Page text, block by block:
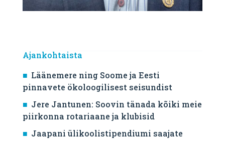
Ajankohtaista
Läänemere ning Soome ja Eesti
pinnavete ökoloogilisest seisundist
Jere Jantunen: Soovin tänada kõiki meie
piirkonna rotariaane ja klubisid
Jaapani ülikoolistipendiumi saajate